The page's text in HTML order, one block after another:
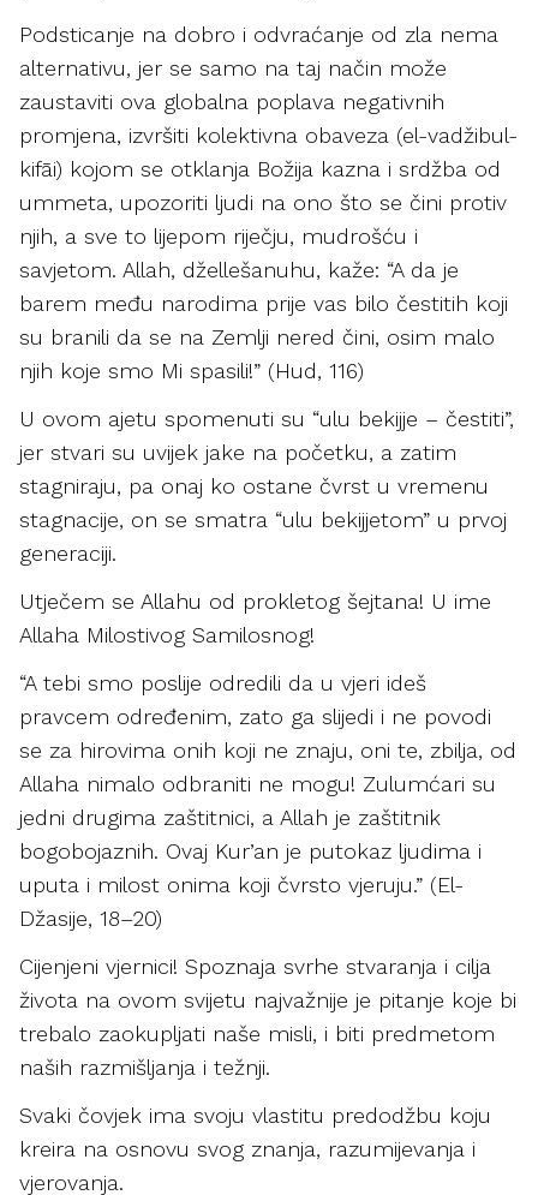
Podsticanje na dobro i odvraćanje od zla nema
alternativu, jer se samo na taj način može
zaustaviti ova globalna poplava negativnih
promjena, izvršiti kolektivna obaveza (el-vadžibul-
kifāi) kojom se otklanja Božija kazna i srdžba od
ummeta, upozoriti ljudi na ono što se čini protiv
njih, a sve to lijepom riječju, mudrošću i
savjetom. Allah, džellešanuhu, kaže: “A da je
barem među narodima prije vas bilo čestitih koji
su branili da se na Zemlji nered čini, osim malo
njih koje smo Mi spasili!” (Hud, 116)
U ovom ajetu spomenuti su “ulu bekijje – čestiti”,
jer stvari su uvijek jake na početku, a zatim
stagniraju, pa onaj ko ostane čvrst u vremenu
stagnacije, on se smatra “ulu bekijjetom” u prvoj
generaciji.
Utječem se Allahu od prokletog šejtana! U ime
Allaha Milostivog Samilosnog!
“A tebi smo poslije odredili da u vjeri ideš
pravcem određenim, zato ga slijedi i ne povodi
se za hirovima onih koji ne znaju, oni te, zbilja, od
Allaha nimalo odbraniti ne mogu! Zulumćari su
jedni drugima zaštitnici, a Allah je zaštitnik
bogobojaznih. Ovaj Kur’an je putokaz ljudima i
uputa i milost onima koji čvrsto vjeruju.” (El-
Džasije, 18–20)
Cijenjeni vjernici! Spoznaja svrhe stvaranja i cilja
života na ovom svijetu najvažnije je pitanje koje bi
trebalo zaokupljati naše misli, i biti predmetom
naših razmišljanja i težnji.
Svaki čovjek ima svoju vlastitu predodžbu koju
kreira na osnovu svog znanja, razumijevanja i
vjerovanja.